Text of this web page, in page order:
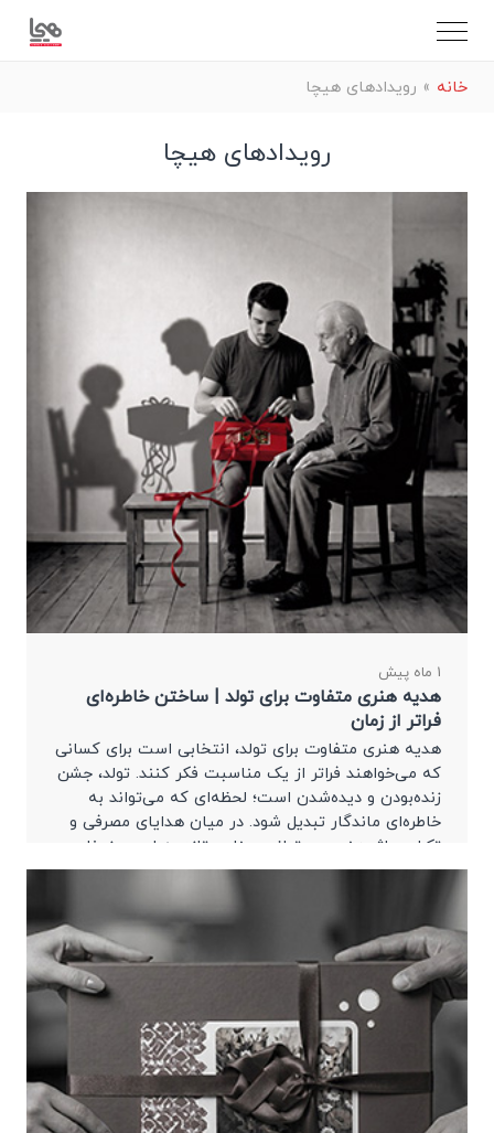
خانه » رویدادهای هیچا
رویدادهای هیچا
1 ماه پیش
هدیه هنری متفاوت برای تولد | ساختن خاطره‌ای
فراتر از زمان
هدیه هنری متفاوت برای تولد، انتخابی است برای کسانی
که می‌خواهند فراتر از یک مناسبت فکر کنند. تولد، جشن
زنده‌بودن و دیده‌شدن است؛ لحظه‌ای که می‌تواند به
خاطره‌ای ماندگار تبدیل شود. در میان هدایای مصرفی و
تکراری، اثر هنری می‌تواند معنایی تازه به این روز خاص
ببخشد.